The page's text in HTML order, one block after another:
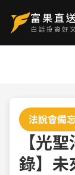
法說會備
【光
錄】未